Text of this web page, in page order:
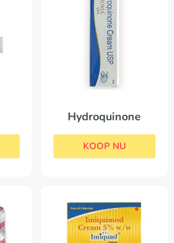
Hydroquinone
KOOP NU